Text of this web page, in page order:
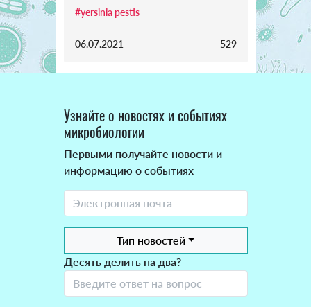
#yersinia pestis
06.07.2021 529
Узнайте о новостях и событиях
микробиологии
Первыми получайте новости и
информацию о событиях
Тип новостей
Десять делить на два?